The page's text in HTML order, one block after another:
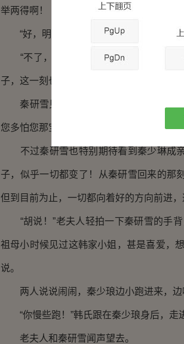
举两得啊！
“好，明日孙儿便让韩姨娘过来一趟。”
“不了，芩嬷嬷，你现在去叫韩氏过来
子，这一刻也不愿意等啊！
秦研雪见老夫人这般，忍不住捂嘴笑了
您多怕您那宝贝的长孙娶不到媳妇呢！”
不过秦研雪也特别期待看到秦少琳成亲
子，似乎一切都变了！从秦研雪回来的那
但到目前为止，一切都向着好的方向前进，
“胡说！”老夫人轻拍一下秦研雪的手背
祖母小时候见过这韩家小姐，甚是喜爱，
说。
两人说说闹闹，秦少琅边小跑进来，边
“你慢些跑！”韩氏跟在秦少琅身后，走
老夫人和秦研雪闻声望去。